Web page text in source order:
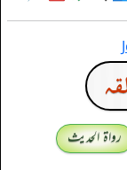
رواۃ الحدیث